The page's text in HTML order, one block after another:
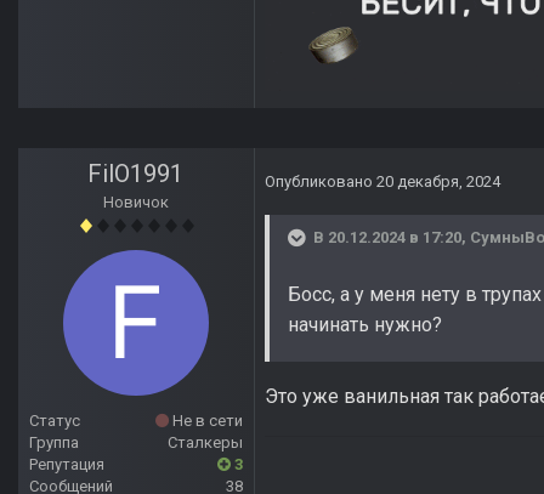
FilO1991
Новичок
Статус
Не в сети
Группа
Сталкеры
Репутация
3
Сообщений
38
Опубликовано 20 декабря, 2024
В 20.12.2024 в 17:20,
Босс, а у меня нету в
начинать нужно?
Это уже ванильная так